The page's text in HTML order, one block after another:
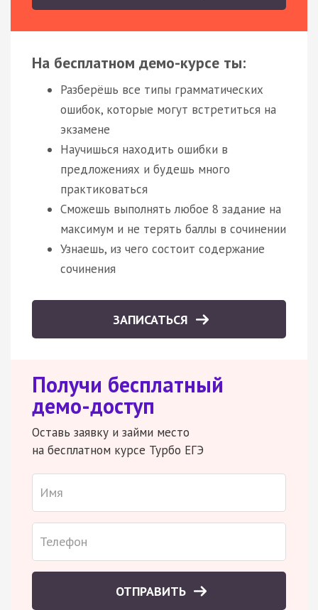
На бесплатном демо-курсе ты:
Разберёшь все типы грамматических
ошибок, которые могут встретиться на
экзамене
Научишься находить ошибки в
предложениях и будешь много
практиковаться
Сможешь выполнять любое 8 задание на
максимум и не терять баллы в сочинении
Узнаешь, из чего состоит содержание
сочинения
ЗАПИСАТЬСЯ
Получи бесплатный
демо-доступ
Оставь заявку и займи место
на бесплатном курсе Турбо ЕГЭ
ОТПРАВИТЬ